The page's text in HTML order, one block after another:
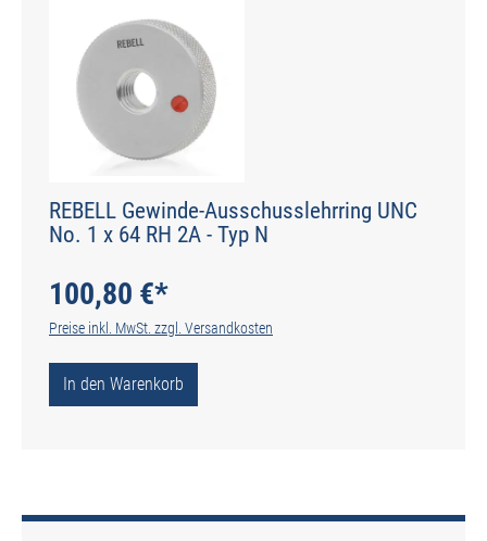
REBELL Gewinde-Ausschusslehrring UNC
No. 1 x 64 RH 2A - Typ N
100,80 €*
Preise inkl. MwSt. zzgl. Versandkosten
In den Warenkorb